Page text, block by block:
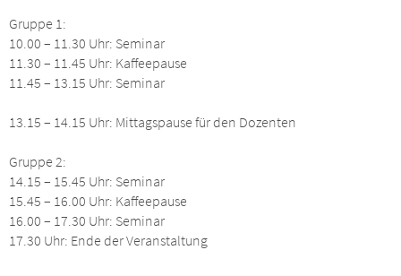
Gruppe 1:
10.00 – 11.30 Uhr: Seminar
11.30 – 11.45 Uhr: Kaffeepause
11.45 – 13.15 Uhr: Seminar
13.15 – 14.15 Uhr: Mittagspause für den Dozenten
Gruppe 2:
14.15 – 15.45 Uhr: Seminar
15.45 – 16.00 Uhr: Kaffeepause
16.00 – 17.30 Uhr: Seminar
17.30 Uhr: Ende der Veranstaltung